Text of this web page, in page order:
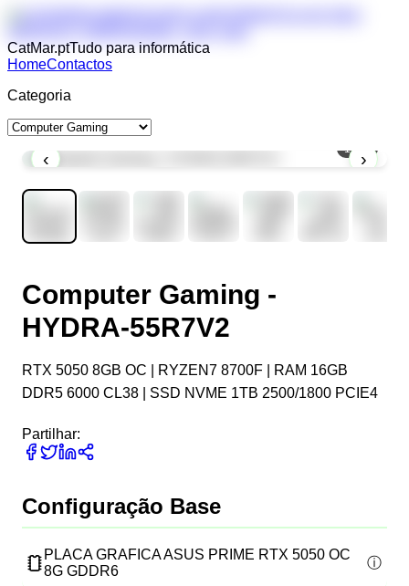
CatMar.ptTudo para informática
HomeContactos
Categoria
‹ ›
1/
Computer Gaming -
HYDRA-55R7V2
RTX 5050 8GB OC | RYZEN7 8700F | RAM 16GB
DDR5 6000 CL38 | SSD NVME 1TB 2500/1800 PCIE4
Partilhar:
Configuração Base
PLACA GRAFICA ASUS PRIME RTX 5050 OC
8G GDDR6